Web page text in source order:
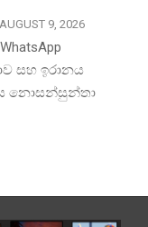
AUGUST 9, 2026
සහ ඉරානය
නොසන්සුන්තා